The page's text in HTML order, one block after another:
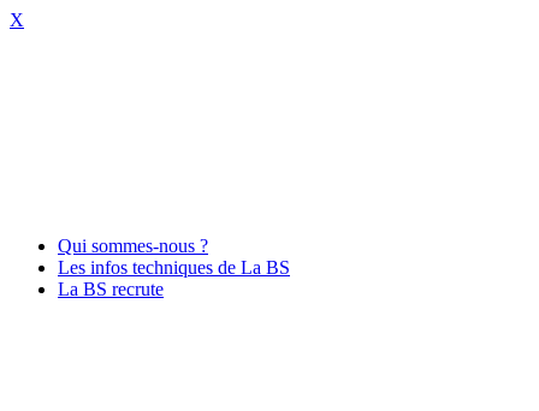
X
Qui sommes-nous ?
Les infos techniques de La BS
La BS recrute